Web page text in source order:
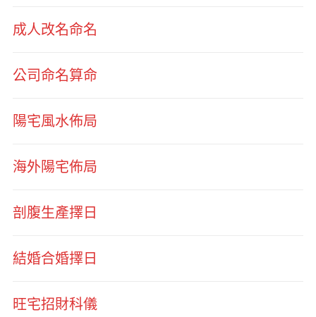
成人改名命名
公司命名算命
陽宅風水佈局
海外陽宅佈局
剖腹生產擇日
結婚合婚擇日
旺宅招財科儀